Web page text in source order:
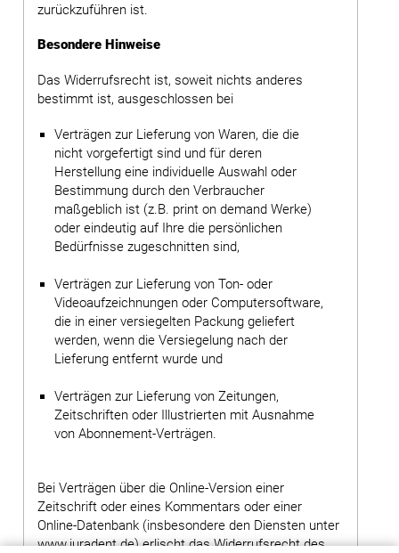
zurückzuführen ist.
Besondere Hinweise
Das Widerrufsrecht ist, soweit nichts anderes
bestimmt ist, ausgeschlossen bei
Verträgen zur Lieferung von Waren, die die
nicht vorgefertigt sind und für deren
Herstellung eine individuelle Auswahl oder
Bestimmung durch den Verbraucher
maßgeblich ist (z.B. print on demand Werke)
oder eindeutig auf Ihre die persönlichen
Bedürfnisse zugeschnitten sind,
Verträgen zur Lieferung von Ton- oder
Videoaufzeichnungen oder Computersoftware,
die in einer versiegelten Packung geliefert
werden, wenn die Versiegelung nach der
Lieferung entfernt wurde und
Verträgen zur Lieferung von Zeitungen,
Zeitschriften oder Illustrierten mit Ausnahme
von Abonnement-Verträgen.
Bei Verträgen über die Online-Version einer
Zeitschrift oder eines Kommentars oder einer
Online-Datenbank (insbesondere den Diensten unter
www.juradent.de) erlischt das Widerrufsrecht des